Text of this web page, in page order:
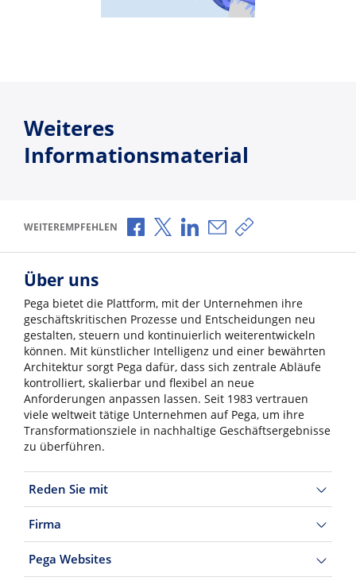
Weiteres
Informationsmaterial
WEITEREMPFEHLEN Über Facebook teilen
Über X teilen
Über LinkedIn teilen
Über E-Mail teilen
Link zum Teilen
Über uns
Pega bietet die Plattform, mit der Unternehmen ihre
geschäftskritischen Prozesse und Entscheidungen neu
gestalten, steuern und kontinuierlich weiterentwickeln
können. Mit künstlicher Intelligenz und einer bewährten
Architektur sorgt Pega dafür, dass sich zentrale Abläufe
kontrolliert, skalierbar und flexibel an neue
Anforderungen anpassen lassen. Seit 1983 vertrauen
viele weltweit tätige Unternehmen auf Pega, um ihre
Transformationsziele in nachhaltige Geschäftsergebnisse
zu überführen.
Reden Sie mit
Firma
Pega Websites